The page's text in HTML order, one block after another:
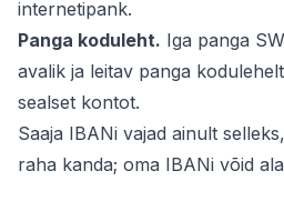
internetipank.
Panga koduleht. Iga panga
avalik ja leitav panga
sealset kontot.
Saaja IBANi vajad ainult
raha kanda; oma IBANi võid